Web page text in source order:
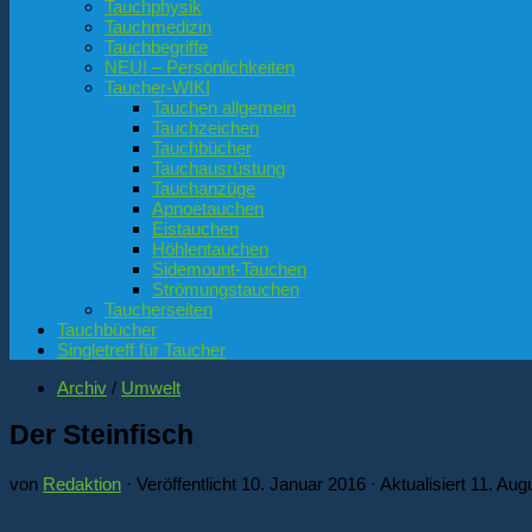
Tauchphysik
Tauchmedizin
Tauchbegriffe
NEU! – Persönlichkeiten
Taucher-WIKI
Tauchen allgemein
Tauchzeichen
Tauchbücher
Tauchausrüstung
Tauchanzüge
Apnoetauchen
Eistauchen
Höhlentauchen
Sidemount-Tauchen
Strömungstauchen
Taucherseiten
Tauchbücher
Singletreff für Taucher
Archiv / Umwelt
Der Steinfisch
von Redaktion · Veröffentlicht 10. Januar 2016 · Aktualisiert 11.